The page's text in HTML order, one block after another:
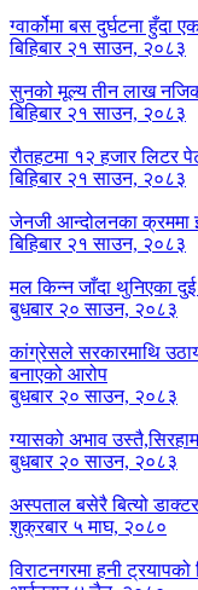
ग्वार्कोमा बस दुर्घटना हुँदा
बिहिबार २१ साउन, २०८३
सुनको मूल्य तीन लाख
बिहिबार २१ साउन, २०८३
रौतहटमा १२ हजार लिटर
बिहिबार २१ साउन, २०८३
जेनजी आन्दोलनका क्रममा
बिहिबार २१ साउन, २०८३
मल किन्न जाँदा थुनिएका
बुधबार २० साउन, २०८३
कांग्रेसले सरकारमाथि
बनाएको आरोप
बुधबार २० साउन, २०८३
ग्यासको अभाव
बुधबार २० साउन, २०८३
अस्पताल बसेरै बित्यो
शुक्रबार ५ माघ, २०८०
विराटनगरमा हनी